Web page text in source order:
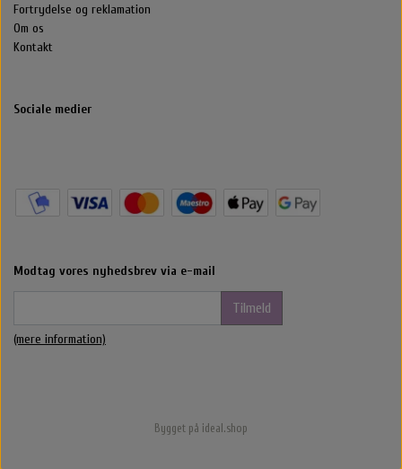
Fortrydelse og reklamation
Om os
Kontakt
Sociale medier
Modtag vores nyhedsbrev via e-mail
Tilmeld
(mere information)
Bygget på ideal.shop